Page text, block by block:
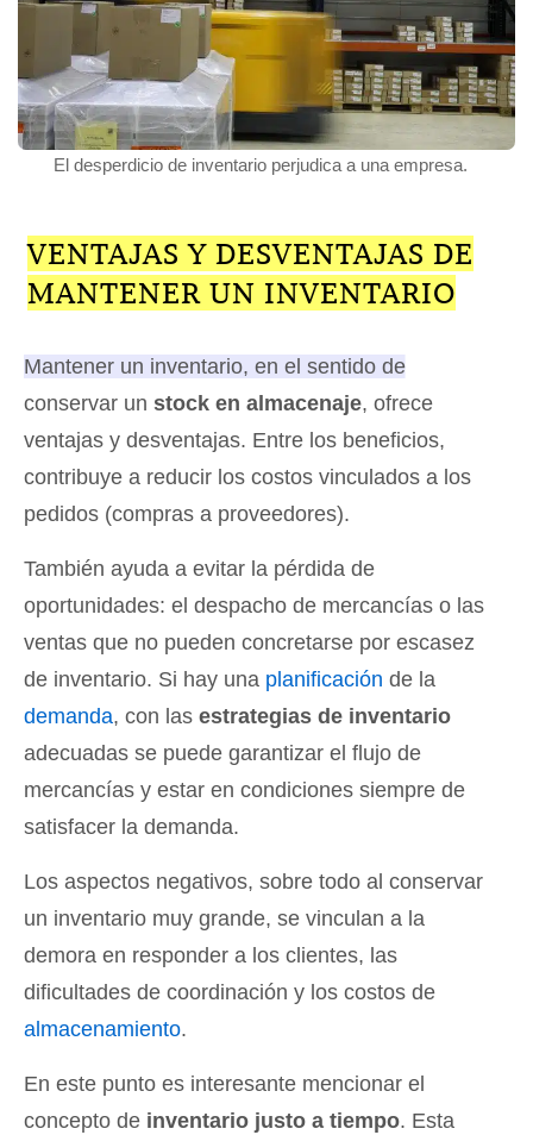
El desperdicio de inventario perjudica a una empresa.
VENTAJAS Y DESVENTAJAS DE
MANTENER UN INVENTARIO
Mantener un inventario, en el sentido de
conservar un stock en almacenaje, ofrece
ventajas y desventajas. Entre los beneficios,
contribuye a reducir los costos vinculados a los
pedidos (compras a proveedores).
También ayuda a evitar la pérdida de
oportunidades: el despacho de mercancías o las
ventas que no pueden concretarse por escasez
de inventario. Si hay una planificación de la
demanda, con las estrategias de inventario
adecuadas se puede garantizar el flujo de
mercancías y estar en condiciones siempre de
satisfacer la demanda.
Los aspectos negativos, sobre todo al conservar
un inventario muy grande, se vinculan a la
demora en responder a los clientes, las
dificultades de coordinación y los costos de
almacenamiento.
En este punto es interesante mencionar el
concepto de inventario justo a tiempo. Esta